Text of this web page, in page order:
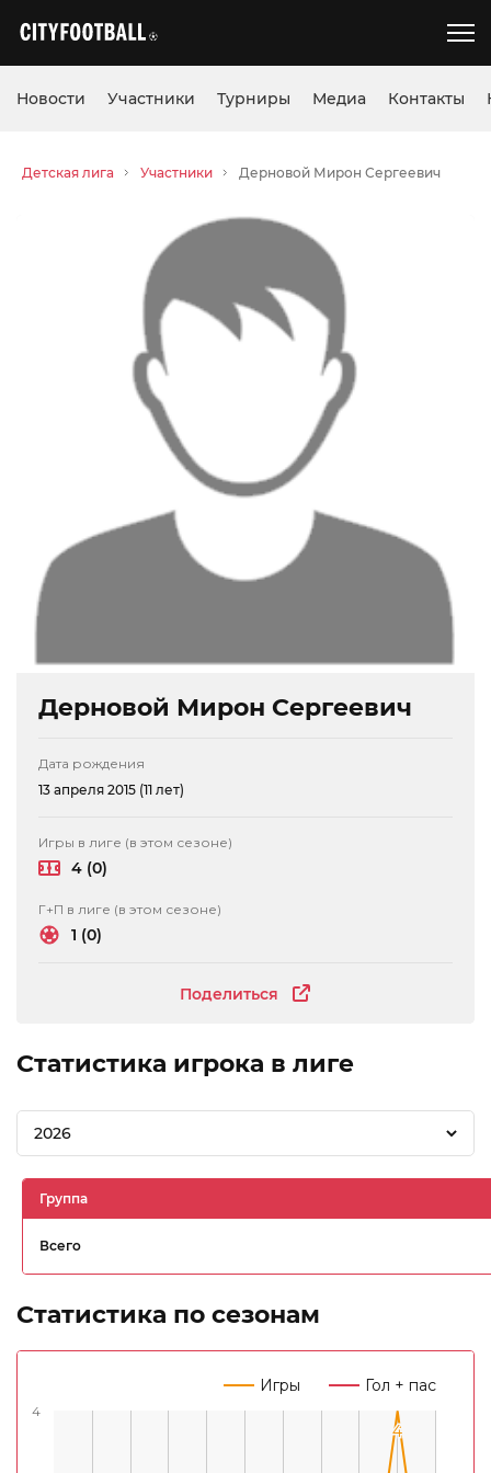
Новости Участники Турниры Медиа Контакты
Детская лига Участники Дерновой Мирон Сергеевич
Дерновой Мирон Сергеевич
Поделиться
Дата рождения
13 апреля 2015 (11 лет)
Игры в лиге (в этом сезоне)
4 (0)
Г+П в лиге (в этом сезоне)
1 (0)
Статистика игрока в лиге
2026
Группа
Всего
Статистика по сезонам
Игры Гол + пас
4
4
4